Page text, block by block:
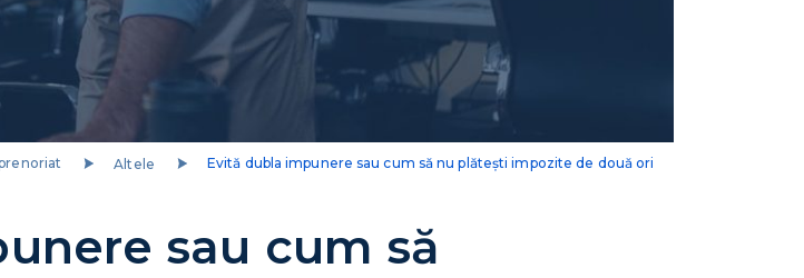
Altele Evită dubla impunere sau cum să nu plătești impozite de două ori
sau cum să